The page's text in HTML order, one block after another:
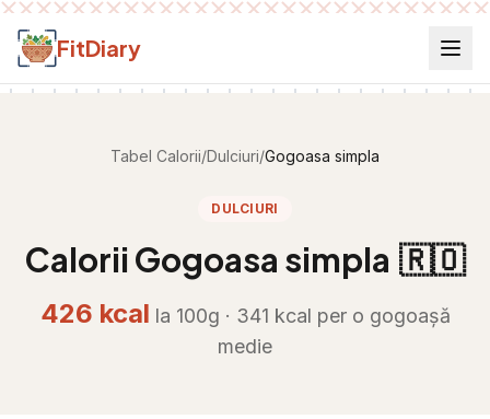
Salt la conținut
FitDiary
Tabel Calorii/Dulciuri/Gogoasa simpla
DULCIURI
Calorii Gogoasa simpla 🇷🇴
426 kcal la 100g · 341 kcal per o gogoașă
medie